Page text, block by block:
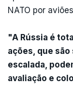
NATO por
"A Rússia é
ações, que
escalada,
avaliação e